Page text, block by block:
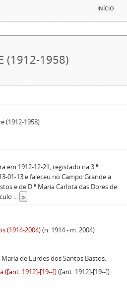
início
(1912-1958)
(1912-1958)
em 1912-12-21, registado na 3.ª
01-13 e faleceu no Campo Grande a
e de D.ª Maria Carlota das Dores de
... »
(1914-2004)(n. 1914 - m. 2004)
de Lurdes dos Santos Bastos.
([ant. 1912]-[19--])([ant. 1912]-[19--])